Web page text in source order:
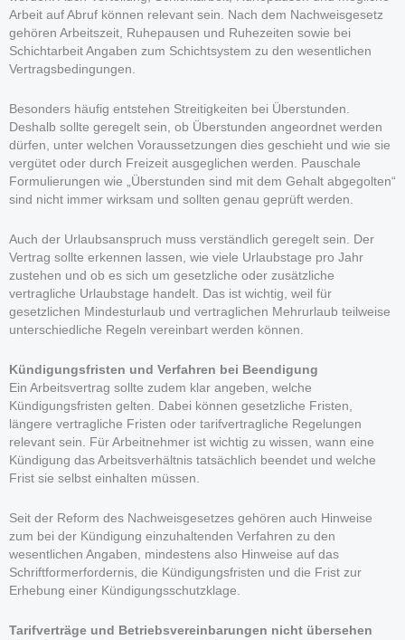
Arbeit auf Abruf können relevant sein. Nach dem Nachweisgesetz
gehören Arbeitszeit, Ruhepausen und Ruhezeiten sowie bei
Schichtarbeit Angaben zum Schichtsystem zu den wesentlichen
Vertragsbedingungen.
Besonders häufig entstehen Streitigkeiten bei Überstunden.
Deshalb sollte geregelt sein, ob Überstunden angeordnet werden
dürfen, unter welchen Voraussetzungen dies geschieht und wie sie
vergütet oder durch Freizeit ausgeglichen werden. Pauschale
Formulierungen wie „Überstunden sind mit dem Gehalt abgegolten“
sind nicht immer wirksam und sollten genau geprüft werden.
Auch der Urlaubsanspruch muss verständlich geregelt sein. Der
Vertrag sollte erkennen lassen, wie viele Urlaubstage pro Jahr
zustehen und ob es sich um gesetzliche oder zusätzliche
vertragliche Urlaubstage handelt. Das ist wichtig, weil für
gesetzlichen Mindesturlaub und vertraglichen Mehrurlaub teilweise
unterschiedliche Regeln vereinbart werden können.
Kündigungsfristen und Verfahren bei Beendigung
Ein Arbeitsvertrag sollte zudem klar angeben, welche
Kündigungsfristen gelten. Dabei können gesetzliche Fristen,
längere vertragliche Fristen oder tarifvertragliche Regelungen
relevant sein. Für Arbeitnehmer ist wichtig zu wissen, wann eine
Kündigung das Arbeitsverhältnis tatsächlich beendet und welche
Frist sie selbst einhalten müssen.
Seit der Reform des Nachweisgesetzes gehören auch Hinweise
zum bei der Kündigung einzuhaltenden Verfahren zu den
wesentlichen Angaben, mindestens also Hinweise auf das
Schriftformerfordernis, die Kündigungsfristen und die Frist zur
Erhebung einer Kündigungsschutzklage.
Tarifverträge und Betriebsvereinbarungen nicht übersehen